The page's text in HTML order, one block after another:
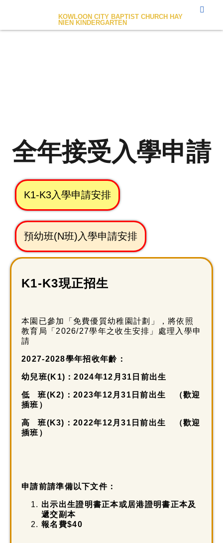
KOWLOON CITY BAPTIST CHURCH HAY
NIEN KINDERGARTEN
全年接受入學申請
K1-K3入學申請安排
預幼班(N班)入學申請安排
K1-K3現正招生
本園已參加「免費優質幼稚園計劃」，將依照
教育局「2026/27學年之收生安排」處理入學申
請
2027-2028學年招收年齡：
幼兒班(K1) ：2024年12 月 31 日前出生
低 班(K2) ：2023年12 月31 日前出生 （歡迎
插班）
高 班(K3) ：2022年12 月31 日前出生 （歡迎
插班）
申請前請準備以下文件：
出示出生證明書正本或居港證明書正本及
遞交副本
報名費$40